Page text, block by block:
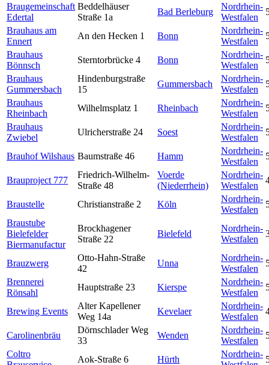
Braugemeinschaft
Edertal
Beddelhäuser
Straße 1a
Bad Berleburg
Nordrhein-
Westfalen
Brauhaus am
Ennert
An den Hecken 1 Bonn
Nordrhein-
Westfalen
Brauhaus
Bönnsch
Sterntorbrücke 4 Bonn
Nordrhein-
Westfalen
Brauhaus
Gummersbach
Hindenburgstraße
15
Gummersbach
Nordrhein-
Westfalen
Brauhaus
Rheinbach
Wilhelmsplatz 1 Rheinbach
Nordrhein-
Westfalen
Brauhaus
Zwiebel
Ulricherstraße 24 Soest
Nordrhein-
Westfalen
Brauhof Wilshaus Baumstraße 46 Hamm
Nordrhein-
Westfalen
Brauproject 777
Friedrich-Wilhelm-
Straße 48
Voerde
(Niederrhein)
Nordrhein-
Westfalen
Braustelle Christianstraße 2 Köln
Nordrhein-
Westfalen
Braustube
Bielefelder
Biermanufactur
Brockhagener
Straße 22
Bielefeld
Nordrhein-
Westfalen
Brauzwerg
Otto-Hahn-Straße
42
Unna
Nordrhein-
Westfalen
Brennerei
Rönsahl
Hauptstraße 23 Kierspe
Nordrhein-
Westfalen
Brewing Events
Alter Kapellener
Weg 14a
Kevelaer
Nordrhein-
Westfalen
Carolinenbräu
Dörnschlader Weg
33
Wenden
Nordrhein-
Westfalen
Coltro
Aok-Straße 6 Hürth
Nordrhein-